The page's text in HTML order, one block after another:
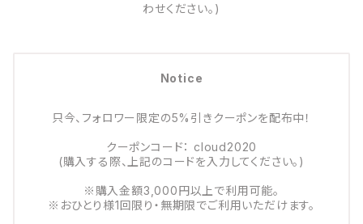
わせください。)
Notice
只今、フォロワー限定の5%引きクーポンを配布中！
クーポンコード： cloud2020
(購入する際、上記のコードを入力してください。)
※購入金額3,000円以上で利用可能。
※おひとり様1回限り・無期限でご利用いただけます。